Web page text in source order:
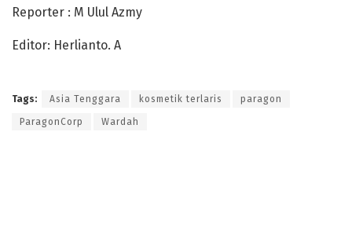
Reporter : M Ulul Azmy
Editor: Herlianto. A
Tags: Asia Tenggara kosmetik terlaris paragon
ParagonCorp Wardah